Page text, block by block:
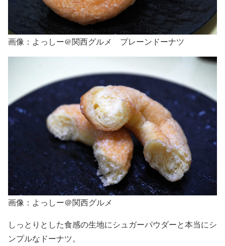
画像：よっしー@関西グルメ プレーンドーナツ
画像：よっしー＠関西グルメ
しっとりとした食感の生地にシュガーパウダーと本当にシ
ンプルなドーナツ。